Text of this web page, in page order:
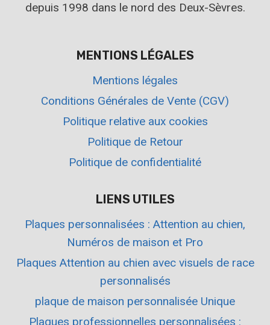
depuis 1998 dans le nord des Deux-Sèvres.
MENTIONS LÉGALES
Mentions légales
Conditions Générales de Vente (CGV)
Politique relative aux cookies
Politique de Retour
Politique de confidentialité
LIENS UTILES
Plaques personnalisées : Attention au chien,
Numéros de maison et Pro
Plaques Attention au chien avec visuels de race
personnalisés
plaque de maison personnalisée Unique
Plaques professionnelles personnalisées :